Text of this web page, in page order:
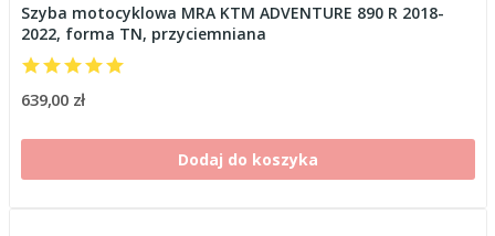
Szyba motocyklowa MRA KTM ADVENTURE 890 R 2018-
2022, forma TN, przyciemniana
639,00 zł
Dodaj do koszyka